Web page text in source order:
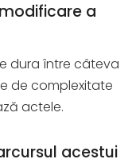
a
dura între câteva
de complexitate
actele.
acestui